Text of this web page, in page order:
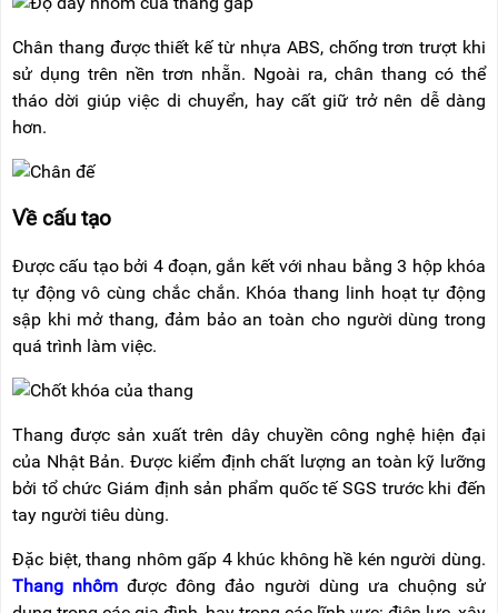
HỆ
VÁN
RẢNH
TAY
XE
ĐẨY
DÂY
THOÁT
TỰ
ĐỘNG
XE
NÂNG
TAY
Chân thang được thiết kế từ nhựa ABS, chống trơn trượt khi
sử dụng trên nền trơn nhẵn. Ngoài ra, chân thang có thể
tháo dời giúp việc di chuyển, hay cất giữ trở nên dễ dàng
hơn.
Về cấu tạo
Được cấu tạo bởi 4 đoạn, gắn kết với nhau bằng 3 hộp khóa
tự động vô cùng chắc chắn. Khóa thang linh hoạt tự động
sập khi mở thang, đảm bảo an toàn cho người dùng trong
quá trình làm việc.
Thang được sản xuất trên dây chuyền công nghệ hiện đại
của Nhật Bản. Được kiểm định chất lượng an toàn kỹ lưỡng
bởi tổ chức Giám định sản phẩm quốc tế SGS trước khi đến
tay người tiêu dùng.
Đặc biệt, thang nhôm gấp 4 khúc không hề kén người dùng.
Thang nhôm được đông đảo người dùng ưa chuộng sử